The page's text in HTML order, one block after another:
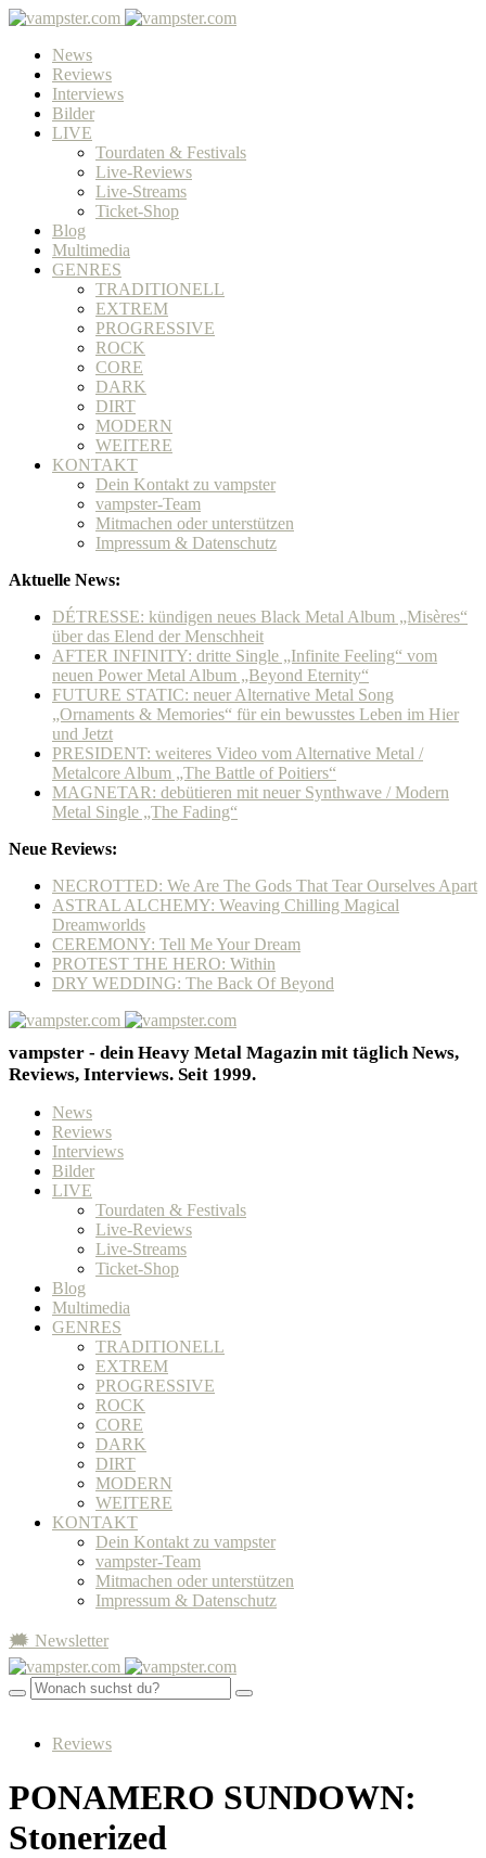
News
Reviews
Interviews
Bilder
LIVE
Tourdaten & Festivals
Live-Reviews
Live-Streams
Ticket-Shop
Blog
Multimedia
GENRES
TRADITIONELL
EXTREM
PROGRESSIVE
ROCK
CORE
DARK
DIRT
MODERN
WEITERE
KONTAKT
Dein Kontakt zu vampster
vampster-Team
Mitmachen oder unterstützen
Impressum & Datenschutz
Aktuelle News:
DÉTRESSE: kündigen neues Black Metal Album „Misères“
über das Elend der Menschheit
AFTER INFINITY: dritte Single „Infinite Feeling“ vom
neuen Power Metal Album „Beyond Eternity“
FUTURE STATIC: neuer Alternative Metal Song
„Ornaments & Memories“ für ein bewusstes Leben im Hier
und Jetzt
PRESIDENT: weiteres Video vom Alternative Metal /
Metalcore Album „The Battle of Poitiers“
MAGNETAR: debütieren mit neuer Synthwave / Modern
Metal Single „The Fading“
Neue Reviews:
NECROTTED: We Are The Gods That Tear Ourselves Apart
ASTRAL ALCHEMY: Weaving Chilling Magical
Dreamworlds
CEREMONY: Tell Me Your Dream
PROTEST THE HERO: Within
DRY WEDDING: The Back Of Beyond
vampster - dein Heavy Metal Magazin mit täglich News,
Reviews, Interviews. Seit 1999.
News
Reviews
Interviews
Bilder
LIVE
Tourdaten & Festivals
Live-Reviews
Live-Streams
Ticket-Shop
Blog
Multimedia
GENRES
TRADITIONELL
EXTREM
PROGRESSIVE
ROCK
CORE
DARK
DIRT
MODERN
WEITERE
KONTAKT
Dein Kontakt zu vampster
vampster-Team
Mitmachen oder unterstützen
Impressum & Datenschutz
🗯 Newsletter
Reviews
PONAMERO SUNDOWN:
Stonerized